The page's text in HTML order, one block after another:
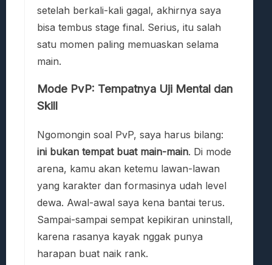
setelah berkali-kali gagal, akhirnya saya
bisa tembus stage final. Serius, itu salah
satu momen paling memuaskan selama
main.
Mode PvP: Tempatnya Uji Mental dan
Skill
Ngomongin soal PvP, saya harus bilang:
ini bukan tempat buat main-main. Di mode
arena, kamu akan ketemu lawan-lawan
yang karakter dan formasinya udah level
dewa. Awal-awal saya kena bantai terus.
Sampai-sampai sempat kepikiran uninstall,
karena rasanya kayak nggak punya
harapan buat naik rank.